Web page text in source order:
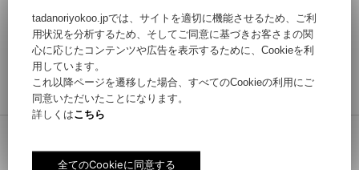
41,800円(税込)
【NAME】 SSZ x YOKOO パンツ ネイビー
【ID】TS004 【QUALITY】本体 ： コットン
63％、ナイロン 32％、ポリウレタン 5％別布 ：
ポリエステル 100％ …
16,170円(税込)
tadanoriyokoo.jpでは、サイトを適切に機能させるため、ご利
用状況を分析するため、そしてご同意に基づきお客さまの関
心に応じたコンテンツや広告を表示するために、Cookieを利
用しています。
これ以降ページを遷移した場合、すべてのCookieの利用にご
同意いただいたことになります。
詳しくはこちら